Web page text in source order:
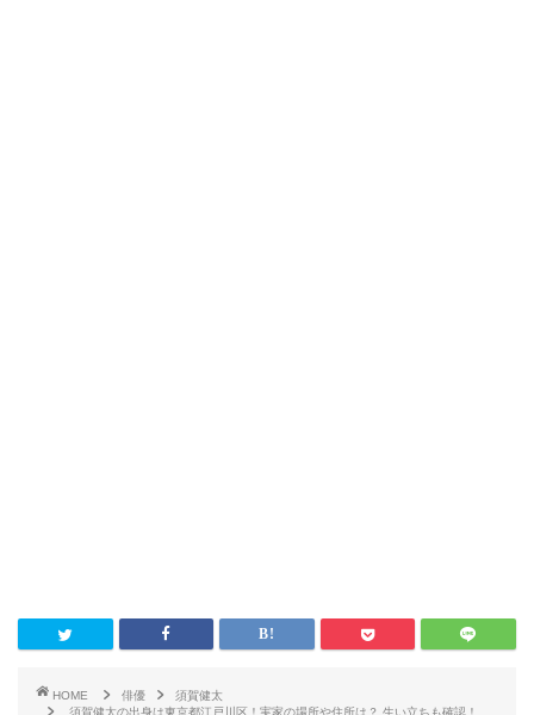
HOME 俳優
須賀健太
須賀健太の出身は東京都江戸川区！実家の場所や住所は？ 生い立ちも確認！